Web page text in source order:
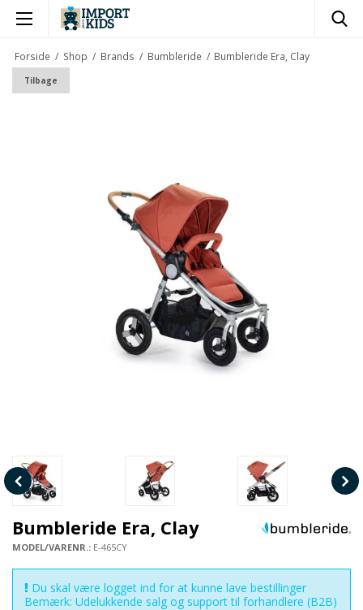
Forside / Shop / Brands / Bumbleride / Bumbleride Era, Clay
Tilbage
Bumbleride Era, Clay
MODEL/VARENR.: E-465CY
Du skal være logget ind for at kunne lave bestillinger
Bemærk: Udelukkende salg og support til forhandlere (B2B)